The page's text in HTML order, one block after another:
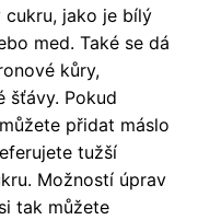
jako je bílý
med. Také se dá
kůry,
šťávy. Pokud
přidat máslo
tužší
Možností úprav
tak můžete